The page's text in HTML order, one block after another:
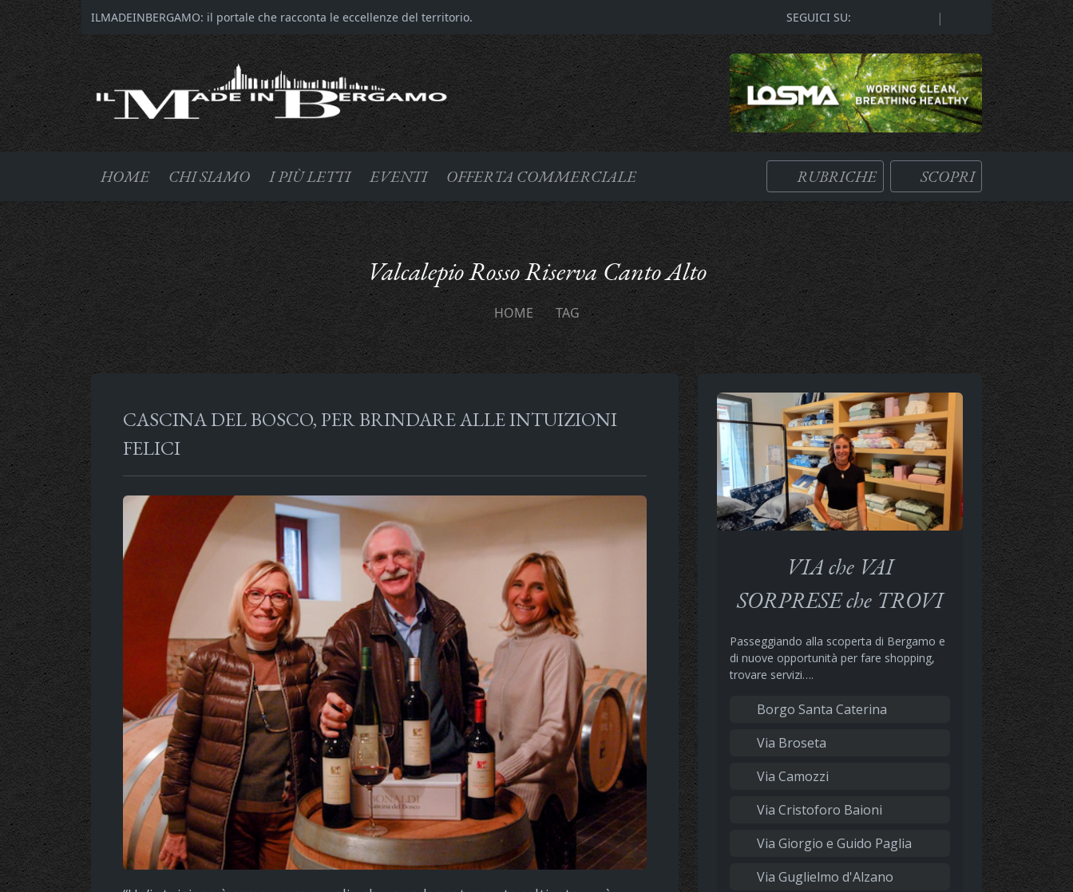
ILMADEINBERGAMO: il portale che racconta le eccellenze del territorio. SEGUICI SU: |
HOME CHI SIAMO I PIÙ LETTI EVENTI OFFERTA COMMERCIALE RUBRICHE SCOPRI
Valcalepio Rosso Riserva Canto Alto
HOME TAG
CASCINA DEL BOSCO, PER BRINDARE ALLE INTUIZIONI
FELICI
VIA che VAI
SORPRESE che TROVI
Passeggiando alla scoperta di Bergamo e
di nuove opportunità per fare shopping,
trovare servizi….
Borgo Santa Caterina
Via Broseta
Via Camozzi
Via Cristoforo Baioni
Via Giorgio e Guido Paglia
Via Guglielmo d'Alzano